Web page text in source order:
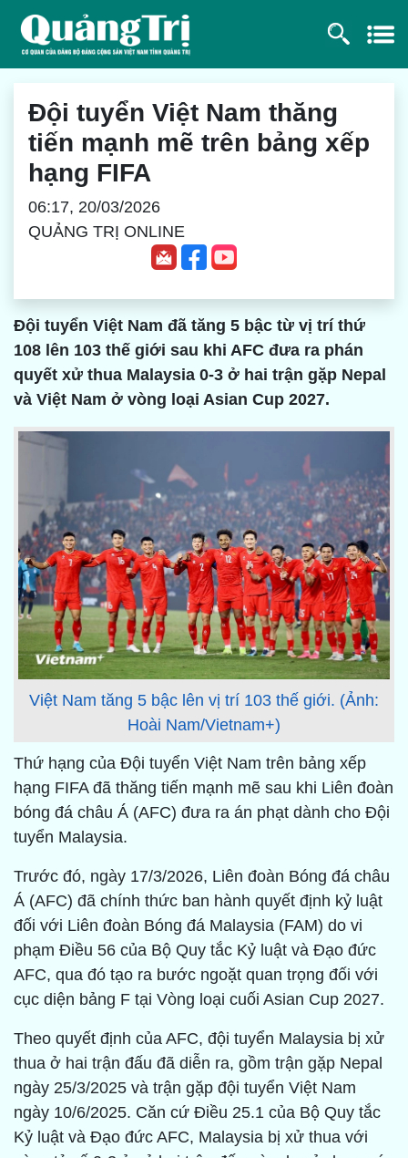
Đội tuyển Việt Nam thăng
tiến mạnh mẽ trên bảng xếp
hạng FIFA
06:17, 20/03/2026
QUẢNG TRỊ ONLINE
Đội tuyển Việt Nam đã tăng 5 bậc từ vị trí thứ
108 lên 103 thế giới sau khi AFC đưa ra phán
quyết xử thua Malaysia 0-3 ở hai trận gặp Nepal
và Việt Nam ở vòng loại Asian Cup 2027.
Việt Nam tăng 5 bậc lên vị trí 103 thế giới. (Ảnh:
Hoài Nam/Vietnam+)
Thứ hạng của Đội tuyển Việt Nam trên bảng xếp
hạng FIFA đã thăng tiến mạnh mẽ sau khi Liên đoàn
bóng đá châu Á (AFC) đưa ra án phạt dành cho Đội
tuyển Malaysia.
Trước đó, ngày 17/3/2026, Liên đoàn Bóng đá châu
Á (AFC) đã chính thức ban hành quyết định kỷ luật
đối với Liên đoàn Bóng đá Malaysia (FAM) do vi
phạm Điều 56 của Bộ Quy tắc Kỷ luật và Đạo đức
AFC, qua đó tạo ra bước ngoặt quan trọng đối với
cục diện bảng F tại Vòng loại cuối Asian Cup 2027.
Theo quyết định của AFC, đội tuyển Malaysia bị xử
thua ở hai trận đấu đã diễn ra, gồm trận gặp Nepal
ngày 25/3/2025 và trận gặp đội tuyển Việt Nam
ngày 10/6/2025. Căn cứ Điều 25.1 của Bộ Quy tắc
Kỷ luật và Đạo đức AFC, Malaysia bị xử thua với